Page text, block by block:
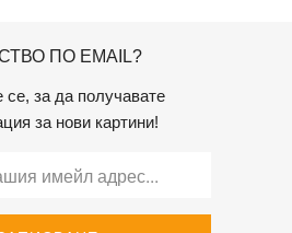
ПО EMAIL?
се, за да получавате
за нови картини!